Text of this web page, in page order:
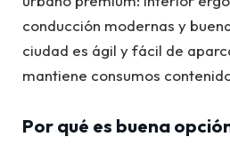
conducción modernas y
ciudad es ágil y fácil de
mantiene consumos
Por qué es buena